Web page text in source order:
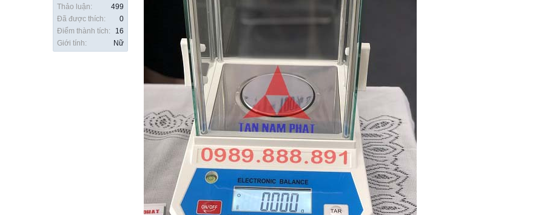
Thảo luận:
499
Đã được thích:
0
Điểm thành tích:
16
Giới tính:
Nữ